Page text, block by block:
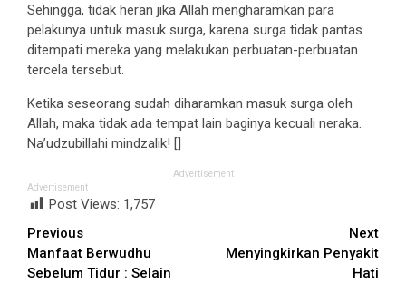
Sehingga, tidak heran jika Allah mengharamkan para
pelakunya untuk masuk surga, karena surga tidak pantas
ditempati mereka yang melakukan perbuatan-perbuatan
tercela tersebut.
Ketika seseorang sudah diharamkan masuk surga oleh
Allah, maka tidak ada tempat lain baginya kecuali neraka.
Na’udzubillahi mindzalik! []
Advertisement
Advertisement
Post Views: 1,757
Continue
Reading
Previous
Manfaat Berwudhu
Sebelum Tidur : Selain
Next
Menyingkirkan Penyakit
Hati